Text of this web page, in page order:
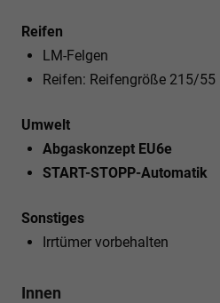
Reifen
LM-Felgen
Reifen: Reifengröße 215/55
Umwelt
Abgaskonzept EU6e
START-STOPP-Automatik
Sonstiges
Irrtümer vorbehalten
Innen